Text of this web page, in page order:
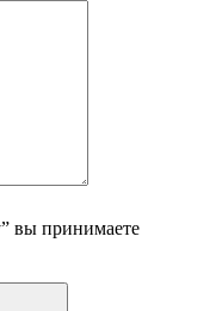
вы принимаете